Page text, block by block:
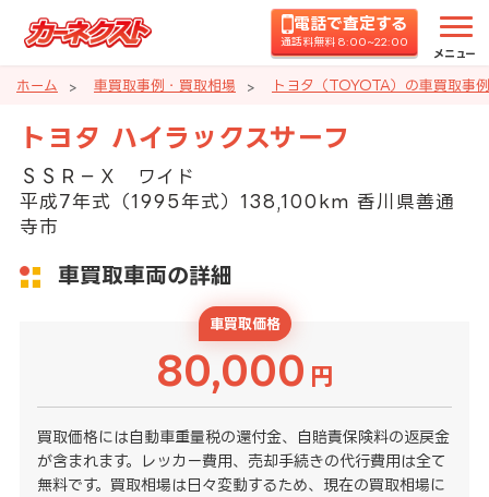
電話で査定する
通話料無料 8:00~22:00
メニュー
ホーム 車買取事例・買取相場 トヨタ（TOYOTA）の車買取事
トヨタ ハイラックスサーフ
ＳＳＲ－Ｘ ワイド
平成7年式（1995年式）138,100km 香川県善通
寺市
車買取車両の詳細
車買取価格
80,000 円
買取価格には自動車重量税の還付金、自賠責保険料の返戻金
が含まれます。レッカー費用、売却手続きの代行費用は全て
無料です。買取相場は日々変動するため、現在の買取相場に